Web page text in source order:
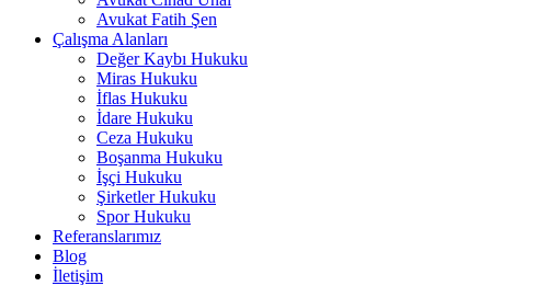
Avukat Fatih Şen
Çalışma Alanları
Değer Kaybı Hukuku
Miras Hukuku
İflas Hukuku
İdare Hukuku
Ceza Hukuku
Boşanma Hukuku
İşçi Hukuku
Şirketler Hukuku
Spor Hukuku
Referanslarımız
Blog
İletişim